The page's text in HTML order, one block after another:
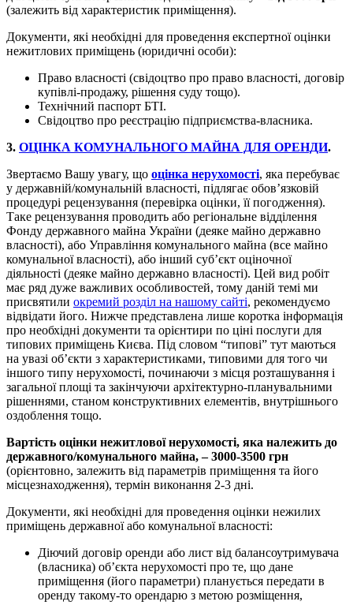
(залежить від характеристик приміщення).
Документи, які необхідні для проведення експертної оцінки
нежитлових приміщень (юридичні особи):
Право власності (свідоцтво про право власності, договір
купівлі-продажу, рішення суду тощо).
Технічний паспорт БТІ.
Свідоцтво про реєстрацію підприємства-власника.
3. ОЦІНКА КОМУНАЛЬНОГО МАЙНА ДЛЯ ОРЕНДИ.
Звертаємо Вашу увагу, що оцінка нерухомості, яка перебуває
у державній/комунальній власності, підлягає обов’язковій
процедурі рецензування (перевірка оцінки, її погодження).
Таке рецензування проводить або регіональне відділення
Фонду державного майна України (деяке майно державно
власності), або Управління комунального майна (все майно
комунальної власності), або інший суб’єкт оціночної
діяльності (деяке майно державно власності). Цей вид робіт
має ряд дуже важливих особливостей, тому даній темі ми
присвятили окремий розділ на нашому сайті, рекомендуємо
відвідати його. Нижче представлена ​​лише коротка інформація
про необхідні документи та орієнтири по ціні послуги для
типових приміщень Києва. Під словом “типові” тут маються
на увазі об’єкти з характеристиками, типовими для того чи
іншого типу нерухомості, починаючи з місця розташування і
загальної площі та закінчуючи архітектурно-планувальними
рішеннями, станом конструктивних елементів, внутрішнього
оздоблення тощо.
Вартість оцінки нежитлової нерухомості, яка належить до
державного/комунального майна, – 3000-3500 грн
(орієнтовно, залежить від параметрів приміщення та його
місцезнаходження), термін виконання 2-3 дні.
Документи, які необхідні для проведення оцінки нежилих
приміщень державної або комунальної власності:
Діючий договір оренди або лист від балансоутримувача
(власника) об’єкта нерухомості про те, що дане
приміщення (його параметри) планується передати в
оренду такому-то орендарю з метою розміщення,